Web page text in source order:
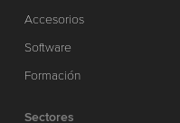
Accesorios
Software
Formación
Sectores